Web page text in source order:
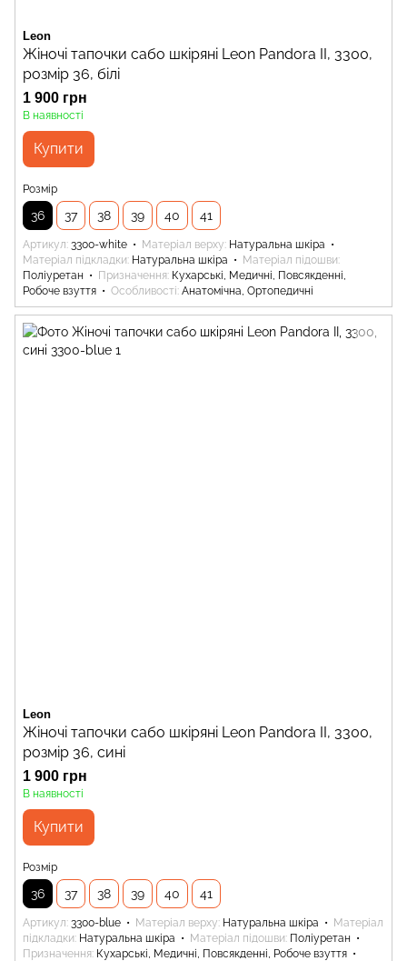
Leon
Жіночі тапочки сабо шкіряні Leon Pandora II, 3300,
розмір 36, білі
1 900 грн
В наявності
Купити
Розмір
36 37 38 39 40 41
Артикул 3300-white Матеріал верху Натуральна шкіра
Матеріал підкладки Натуральна шкіра
Матеріал підошви
Поліуретан
Призначення Кухарські, Медичні, Повсякденні,
Робоче взуття
Особливості Анатомічна, Ортопедичні
Leon
Жіночі тапочки сабо шкіряні Leon Pandora II, 3300,
розмір 36, сині
1 900 грн
В наявності
Купити
Розмір
36 37 38 39 40 41
Артикул 3300-blue Матеріал верху Натуральна шкіра
Матеріал
підкладки Натуральна шкіра Матеріал підошви Поліуретан
Призначення Кухарські, Медичні, Повсякденні, Робоче взуття